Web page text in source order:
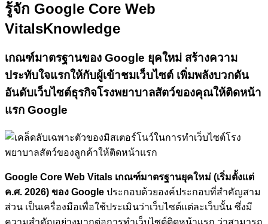
รู้จัก Google Core Web
VitalsKnowledge
เกณฑ์มาตรฐานของ Google ยุคใหม่ สร้างความ
ประทับใจแรกให้กับผู้เข้าชมเว็บไซต์ เพิ่มพลังบวกดัน
อันดับเว็บไซต์ธุรกิจโรงพยาบาลสัตว์ของคุณให้ติดหน้า
แรก Google
Google Core Web Vitals เกณฑ์มาตรฐานยุคใหม่ (เริ่มตั้งแต่
ค.ศ. 2026) ของ Google ประกอบด้วยองค์ประกอบที่สำคัญสาม
ส่วน เป็นเครื่องมือเพื่อใช้ประเมินว่าเว็บไซต์แต่ละเว็บนั้น ซึ่งมี
ความสำคัญอย่างมากต่อการทำเว็บไซต์ติดหน้าแรก ว่าสามารถ